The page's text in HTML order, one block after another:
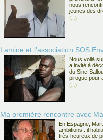
nous
jeunes des
(...)
Lamine et l’association SOS
Nous voilà
a invité à
du Sine-
pirogue pour
(...)
Ma première rencontre avec
En Espagne,
ambitions : il
très heureux de